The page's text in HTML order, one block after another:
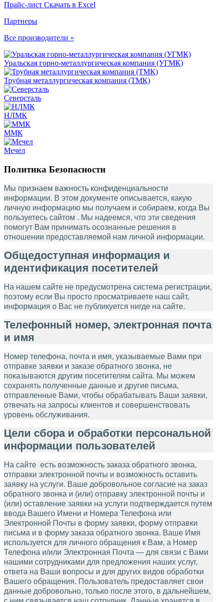
Прайс-лист Скачать в Excel
Партнеры
Все производители »
Уральская горно-металлургическая компания (УГМК)
Трубная металлургическая компания (ТМК)
Северсталь
НЛМК
ММК
Мечел
Политика Безопасности
Мы признаем важность конфиденциальности
информации. В этом документе описывается, какую
личную информацию мы получаем и собираем, когда Вы
пользуетесь сайтом . Мы надеемся, что эти сведения
помогут Вам принимать осознанные решения в
отношении предоставляемой нам личной информации.
Общедоступная информация и
идентификация посетителей
На нашем сайте не предусмотрена система регистрации,
поэтому если Вы просто просматриваете наш сайт,
информация о Вас не публикуется нигде на сайте.
Телефонный номер, электронная почта
и имя
Номер телефона, почта и имя, указываемые Вами при
отправке заявки и заказе обратного звонка, не
показываются другим посетителям сайта. Мы можем
сохранять полученные данные и другие письма,
отправленные Вами, чтобы обрабатывать Ваши заявки,
отвечать на запросы клиентов и совершенствовать
уровень обслуживания.
Цели сбора и обработки персональной
информации пользователей
На сайте есть возможность заказа обратного звонка,
отправки электронной почты и возможность оставить
заявку на услуги. Ваше добровольное согласие на заказ
обратного звонка и (или) отправку электронной почты и
(или) оставление заявки на услуги подтверждается путем
ввода Вашего Имени и Номера Телефона или
Электронной Почты в форму заявки, форму отправки
письма и в форму заказа обратного звонка. Ваше Имя
используется для личного обращения к Вам, а Номер
Телефона и/или Электронная Почта — для связи с Вами
нашими сотрудниками для предложения наших услуг,
ответа на Ваши вопросы и для других видов обработки
Вашего обращения. Пользователь предоставляет свои
данные добровольно, только после этого, в дальнейшем,